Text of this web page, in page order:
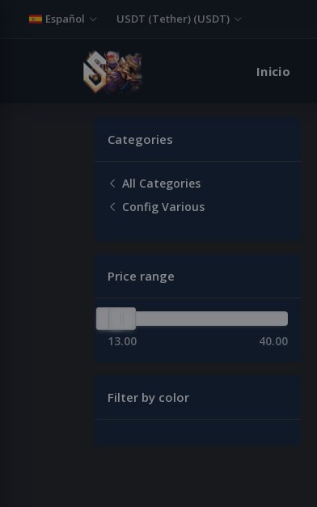
Español USDT (Tether) (USDT)
Inicio
Categories
All Categories
Config Various
Price range
13.00 40.00
Filter by color